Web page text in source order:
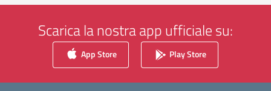
Scarica la nostra app ufficiale su:
App Store Play Store